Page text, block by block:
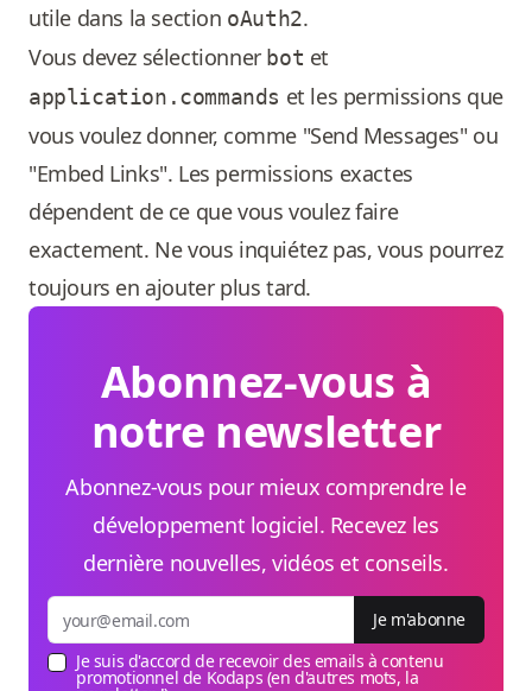
utile dans la section oAuth2.
Vous devez sélectionner bot et
application.commands et les permissions que
vous voulez donner, comme "Send Messages" ou
"Embed Links". Les permissions exactes
dépendent de ce que vous voulez faire
exactement. Ne vous inquiétez pas, vous pourrez
toujours en ajouter plus tard.
Abonnez-vous à
notre newsletter
Abonnez-vous pour mieux comprendre le
développement logiciel. Recevez les
dernière nouvelles, vidéos et conseils.
Je m'abonne
Je suis d'accord de recevoir des emails à contenu
promotionnel de Kodaps (en d'autres mots, la